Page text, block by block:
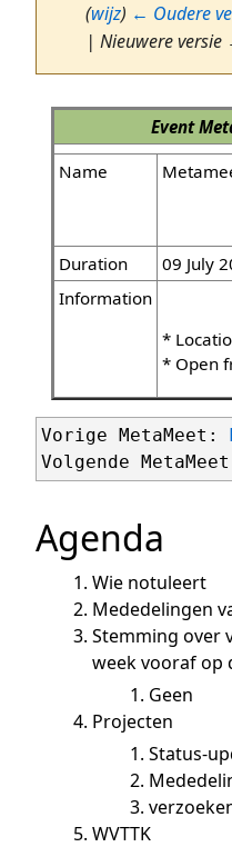
(wijz) ← Oudere
| Nieuwere
Event
Name
Duration
09 July
Information
*
* Open
Vorige MetaMeet:
Volgende
Agenda
Wie notuleert
Mededelingen
Stemming over
week vooraf op
Geen
Projecten
Status-
WVTTK